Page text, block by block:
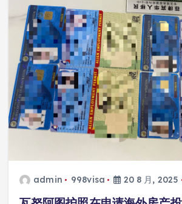
admin 998visa 20 8 月, 2025